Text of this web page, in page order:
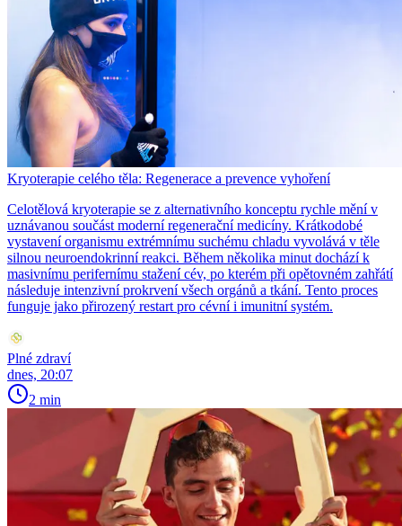
Kryoterapie celého těla: Regenerace a prevence vyhoření
Celotělová kryoterapie se z alternativního konceptu rychle mění v
uznávanou součást moderní regenerační medicíny. Krátkodobé
vystavení organismu extrémnímu suchému chladu vyvolává v těle
silnou neuroendokrinní reakci. Během několika minut dochází k
masivnímu perifernímu stažení cév, po kterém při opětovném zahřátí
následuje intenzivní prokrvení všech orgánů a tkání. Tento proces
funguje jako přirozený restart pro cévní i imunitní systém.
Plné zdraví
dnes, 20:07
2 min